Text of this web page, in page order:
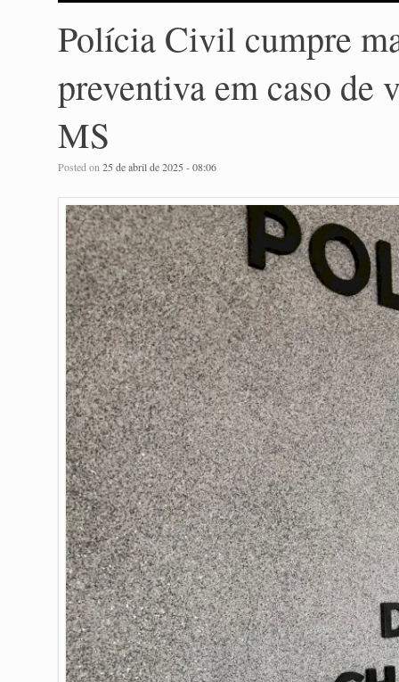
Polícia Civil cumpre
preventiva em caso de
MS
Posted on25 de abril de 2025 - 08:06